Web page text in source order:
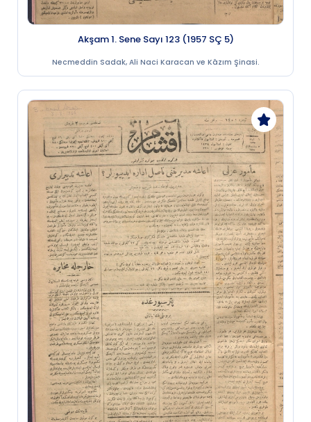
Akşam 1. Sene Sayı 123 (1957 SÇ 5)
Necmeddin Sadak, Ali Naci Karacan ve Kâzım Şinasi.